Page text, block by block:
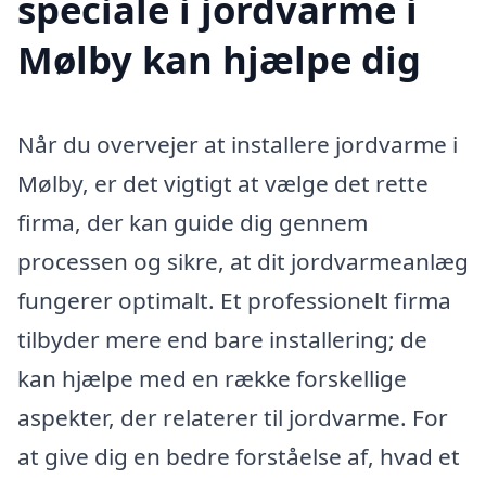
Mølby kan hjælpe dig
Når du overvejer at installere jordvarme i
Mølby, er det vigtigt at vælge det rette
firma, der kan guide dig gennem
processen og sikre, at dit jordvarmeanlæg
fungerer optimalt. Et professionelt firma
tilbyder mere end bare installering; de
kan hjælpe med en række forskellige
aspekter, der relaterer til jordvarme. For
at give dig en bedre forståelse af, hvad et